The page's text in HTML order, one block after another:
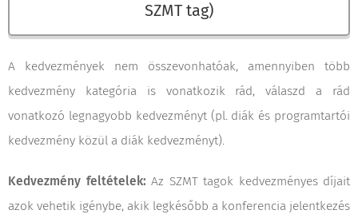
SZMT tag)
A kedvezmények nem összevonhatóak, amennyiben több
kedvezmény kategória is vonatkozik rád, válaszd a rád
vonatkozó legnagyobb kedvezményt (pl. diák és programtartói
kedvezmény közül a diák kedvezményt).
Kedvezmény feltételek: Az SZMT tagok kedvezményes díjait
azok vehetik igénybe, akik legkésőbb a konferencia jelentkezés